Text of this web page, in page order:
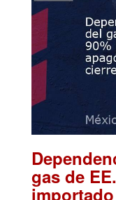
gas de